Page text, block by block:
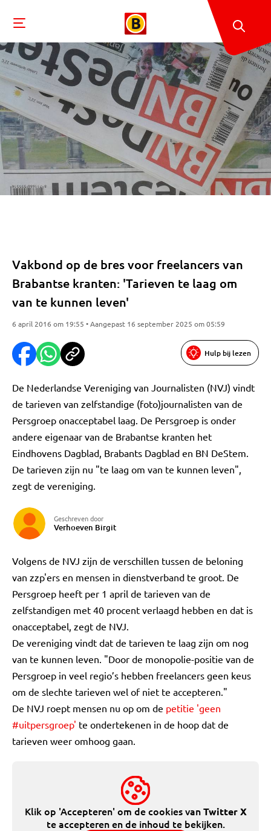
Vakbond op de bres voor freelancers van
Brabantse kranten: 'Tarieven te laag om
van te kunnen leven'
6 april 2016 om 19:55 • Aangepast 16 september 2025 om 05:59
Hulp bij lezen
De Nederlandse Vereniging van Journalisten (NVJ) vindt
de tarieven van zelfstandige (foto)journalisten van de
Persgroep onacceptabel laag. De Persgroep is onder
andere eigenaar van de Brabantse kranten het
Eindhovens Dagblad, Brabants Dagblad en BN DeStem.
De tarieven zijn nu "te laag om van te kunnen leven",
zegt de vereniging.
Geschreven door
Verhoeven Birgit
Volgens de NVJ zijn de verschillen tussen de beloning
van zzp'ers en mensen in dienstverband te groot. De
Persgroep heeft per 1 april de tarieven van de
zelfstandigen met 40 procent verlaagd hebben en dat is
onacceptabel, zegt de NVJ.
De vereniging vindt dat de tarieven te laag zijn om nog
van te kunnen leven. "Door de monopolie-positie van de
Persgroep in veel regio’s hebben freelancers geen keus
om de slechte tarieven wel of niet te accepteren."
De NVJ roept mensen nu op om de petitie 'geen
#uitpersgroep' te ondertekenen in de hoop dat de
tarieven weer omhoog gaan.
Klik op 'Accepteren' om de cookies vanTwitter X
te accepteren en de inhoud te bekijken.